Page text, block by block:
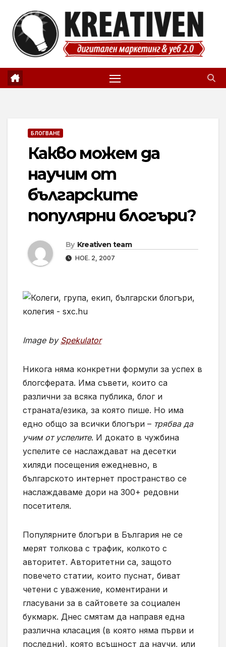
content
БЛОГВАНЕ
Какво можем да
научим от
българските
популярни блогъри?
By Kreativen team
НОЕ. 2, 2007
Image by Spekulator
Никога няма конкретни формули за успех в
блогсферата. Има съвети, които са
различни за всяка публика, блог и
страната/езика, за която пише. Но има
едно общо за всички блогъри – трябва да
учим от успелите. И докато в чужбина
успелите се наслаждават на десетки
хиляди посещения ежедневно, в
българското интернет пространство се
наслаждаваме дори на 300+ редовни
посетителя.
Популярните блогъри в България не се
мерят толкова с трафик, колкото с
авторитет. Авторитетни са, защото
повечето статии, които пуснат, биват
четени с уважение, коментирани и
гласувани за в сайтовете за социален
букмарк. Днес смятам да направя една
различна класация (в която няма първи и
последни), която всъщност да научи, или